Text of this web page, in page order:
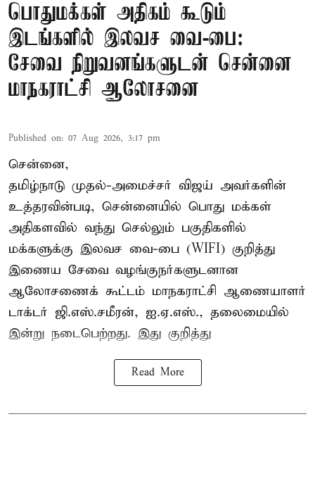
பொதுமக்கள் அதிகம் கூடும்
இடங்களில் இலவச வை-பை:
சேவை நிறுவனங்களுடன் சென்னை
மாநகராட்சி ஆலோசனை
Published on: 07 Aug 2026, 3:17 pm
சென்னை,
தமிழ்நாடு முதல்-அமைச்சர் விஜய் அவர்களின்
உத்தரவின்படி, சென்னையில் பொது மக்கள்
அதிகளவில் வந்து செல்லும் பகுதிகளில்
மக்களுக்கு இலவச வை-பை (WIFI) குறித்து
இணைய சேவை வழங்குநர்களுடனான
ஆலோசணைக் கூட்டம் மாநகராட்சி ஆணையாளர்
டாக்டர் ஜி.எஸ்.சமீரன், ஐ.ஏ.எஸ்., தலைமையில்
இன்று நடைபெற்றது. இது குறித்து
Read More